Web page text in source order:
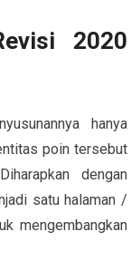
2020
hanya
poin tersebut
dengan
satu halaman /
mengembangkan